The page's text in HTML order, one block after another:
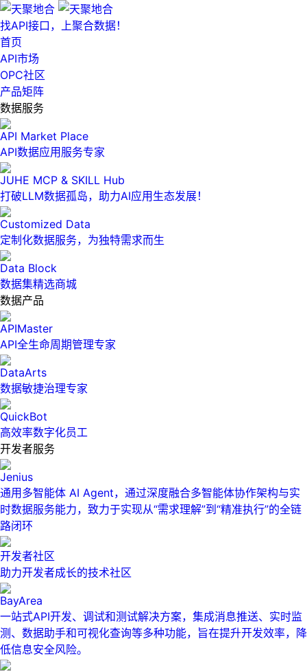
找API接口，上聚合数据！
首页
API市场
OPC社区
产品矩阵
数据服务
API Market Place
API数据应用服务专家
JUHE MCP & SKILL Hub
打破LLM数据孤岛，助力AI应用生态发展！
Customized Data
定制化数据服务，为独特需求而生
Data Block
数据集精选商城
数据产品
APIMaster
API全生命周期管理专家
DataArts
数据敏捷治理专家
QuickBot
高效率数字化员工
开发者服务
Jenius
通用多智能体 AI Agent，通过深度融合多智能体协作架构与实
时数据服务能力，致力于实现从“需求理解”到“精准执行”的全链
路闭环
开发者社区
助力开发者成长的技术社区
BayArea
一站式API开发、调试和测试解决方案，集成消息推送、实时监
测、数据助手和可视化查询等多种功能，旨在提升开发效率，降
低信息安全风险。